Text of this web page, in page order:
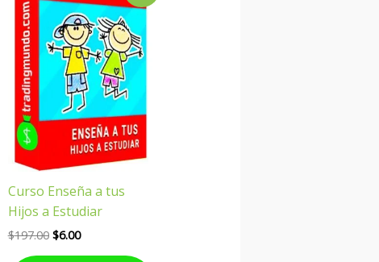
Curso Enseña a tus
Hijos a Estudiar
$197.00
original
era:
$197.00.
$6.00
actual
es:
$6.00.